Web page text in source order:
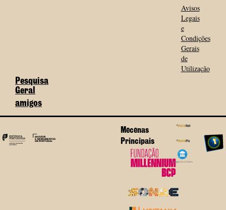
Avisos
Legais
e
Condições
Gerais
de
Utilização
Pesquisa
Geral
amigos
Mecenas
Principais